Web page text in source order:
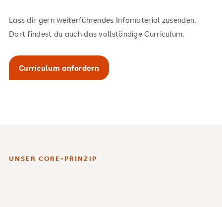
Lass dir gern weiterführendes Infomaterial zusenden.
Dort findest du auch das vollständige Curriculum.
Curriculum anfordern
UNSER CORE-PRINZIP